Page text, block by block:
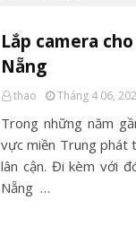
Lắp camera
Nẵng
thao Tháng 4 06,
Trong những năm
vực miền Trung phát
lân cận. Đi kèm với
Nẵng …